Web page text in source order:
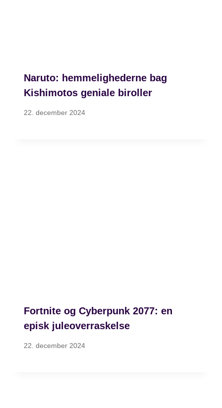
Naruto: hemmelighederne bag
Kishimotos geniale biroller
22. december 2024
Fortnite og Cyberpunk 2077: en
episk juleoverraskelse
22. december 2024